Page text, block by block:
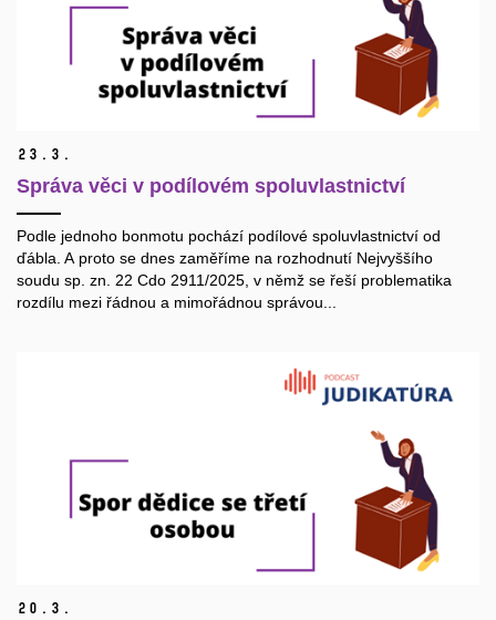
23. 3.
Správa věci v podílovém spoluvlastnictví
Podle jednoho bonmotu pochází podílové spoluvlastnictví od
ďábla. A proto se dnes zaměříme na rozhodnutí Nejvyššího
soudu sp. zn. 22 Cdo 2911/2025, v němž se řeší problematika
rozdílu mezi řádnou a mimořádnou správou...
20. 3.